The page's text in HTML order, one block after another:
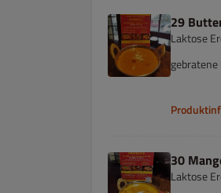
29
Laktose
30
Laktose